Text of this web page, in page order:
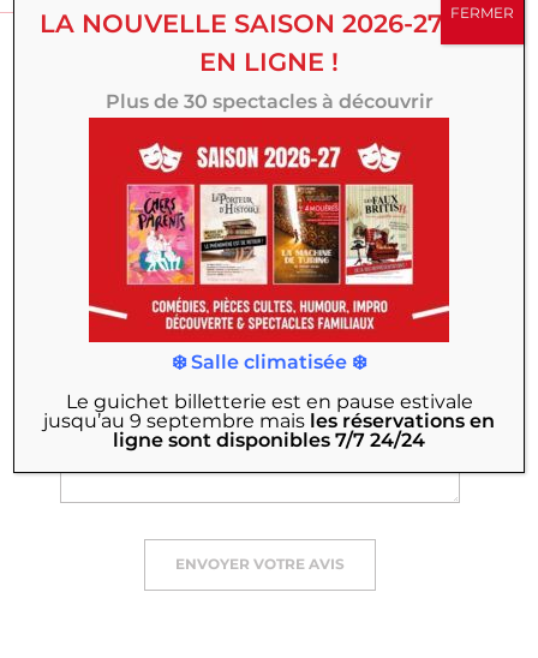
DONNER MON AVIS
ENVOYER VOTRE AVIS
LA NOUVELLE SAISON 2026-27 EST
EN LIGNE !
Plus de 30 spectacles à découvrir
❄️ Salle climatisée ❄️
Le guichet billetterie est en pause estivale
jusqu’au 9 septembre mais les réservations en
ligne sont disponibles 7/7 24/24
FERMER